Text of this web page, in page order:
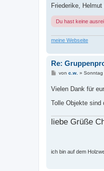
Friederike, Helmut
Du hast keine
meine Webseite
Re:
B
t
a
von c.w. » Sonntag
Vielen Dank für
Tolle Objekte sind
liebe Grüße
ich bin auf dem